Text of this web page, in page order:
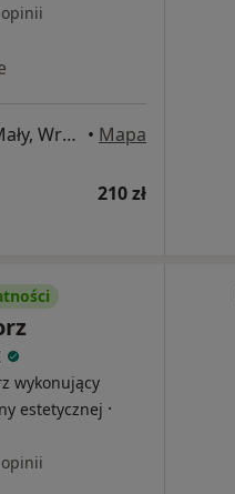
Szybowcowa 31/204b Gądów Mały, Wrocław • Mapa
210 zł
wykonujący
estetycznej ·